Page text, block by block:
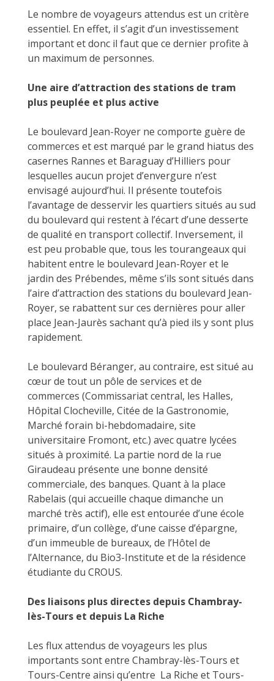
Le nombre de voyageurs attendus est un critère
essentiel. En effet, il s’agit d’un investissement
important et donc il faut que ce dernier profite à
un maximum de personnes.
Une aire d’attraction des stations de tram
plus peuplée et plus active
Le boulevard Jean-Royer ne comporte guère de
commerces et est marqué par le grand hiatus des
casernes Rannes et Baraguay d’Hilliers pour
lesquelles aucun projet d’envergure n’est
envisagé aujourd’hui. Il présente toutefois
l’avantage de desservir les quartiers situés au sud
du boulevard qui restent à l’écart d’une desserte
de qualité en transport collectif. Inversement, il
est peu probable que, tous les tourangeaux qui
habitent entre le boulevard Jean-Royer et le
jardin des Prébendes, même s’ils sont situés dans
l’aire d’attraction des stations du boulevard Jean-
Royer, se rabattent sur ces dernières pour aller
place Jean-Jaurès sachant qu’à pied ils y sont plus
rapidement.
Le boulevard Béranger, au contraire, est situé au
cœur de tout un pôle de services et de
commerces (Commissariat central, les Halles,
Hôpital Clocheville, Citée de la Gastronomie,
Marché forain bi-hebdomadaire, site
universitaire Fromont, etc.) avec quatre lycées
situés à proximité. La partie nord de la rue
Giraudeau présente une bonne densité
commerciale, des banques. Quant à la place
Rabelais (qui accueille chaque dimanche un
marché très actif), elle est entourée d’une école
primaire, d’un collège, d’une caisse d’épargne,
d’un immeuble de bureaux, de l’Hôtel de
l’Alternance, du Bio3-Institute et de la résidence
étudiante du CROUS.
Des liaisons plus directes depuis Chambray-
lès-Tours et depuis La Riche
Les flux attendus de voyageurs les plus
importants sont entre Chambray-lès-Tours et
Tours-Centre ainsi qu’entre La Riche et Tours-